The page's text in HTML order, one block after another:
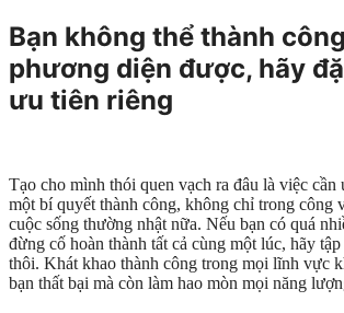
Bạn không thể thành
phương diện được, hãy
ưu tiên riêng
Tạo cho mình thói quen vạch ra đâu là việc cần
một bí quyết thành công, không chỉ trong công
cuộc sống thường nhật nữa. Nếu bạn có quá
đừng cố hoàn thành tất cả cùng một lúc, hãy
thôi. Khát khao thành công trong mọi lĩnh vực
bạn thất bại mà còn làm hao mòn mọi năng